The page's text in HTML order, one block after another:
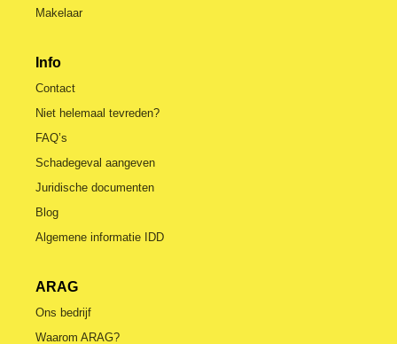
Makelaar
Info
Contact
Niet helemaal tevreden?
FAQ’s
Schadegeval aangeven
Juridische documenten
Blog
Algemene informatie IDD
ARAG
Ons bedrijf
Waarom ARAG?